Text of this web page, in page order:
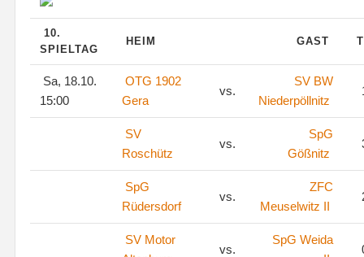
10.
SPIELTAG
HEIM GAST
Sa, 18.10.
15:00
OTG 1902
Gera
vs.
SV BW
Niederpöllnitz
SV
Roschütz
vs.
SpG
Gößnitz
SpG
Rüdersdorf
vs.
ZFC
Meuselwitz II
SV Motor
vs.
SpG Weida